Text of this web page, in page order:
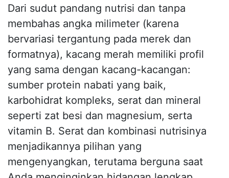
Dari sudut pandang nutrisi dan tanpa
membahas angka milimeter (karena
bervariasi tergantung pada merek dan
formatnya), kacang merah memiliki profil
yang sama dengan kacang-kacangan:
sumber protein nabati yang baik,
karbohidrat kompleks, serat dan mineral
seperti zat besi dan magnesium, serta
vitamin B. Serat dan kombinasi nutrisinya
menjadikannya pilihan yang
mengenyangkan, terutama berguna saat